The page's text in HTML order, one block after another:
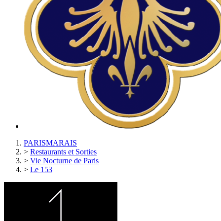
PARISMARAIS
> Restaurants et Sorties
> Vie Nocturne de Paris
> Le 153